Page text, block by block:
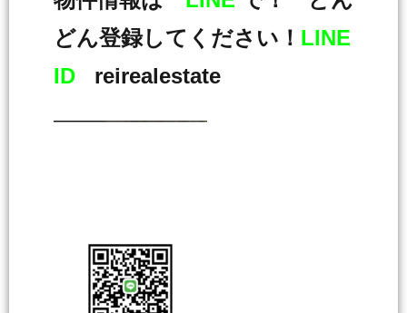
どん登録してください！ LINE
ID reirealestate